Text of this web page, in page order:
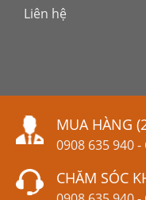
Liên hệ
MUA HÀNG
0908 635 940-
CHĂM SÓC